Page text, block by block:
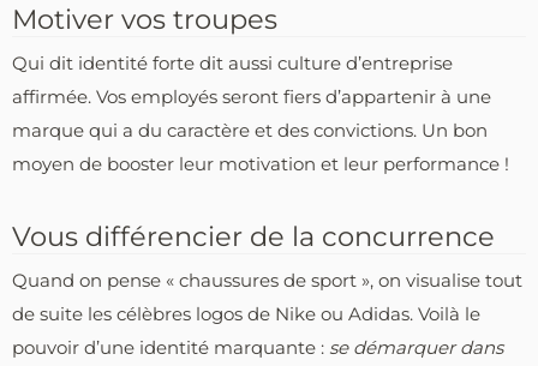
Motiver vos troupes
Qui dit identité forte dit aussi culture d’entreprise
affirmée. Vos employés seront fiers d’appartenir à une
marque qui a du caractère et des convictions. Un bon
moyen de booster leur motivation et leur performance !
Vous différencier de la concurrence
Quand on pense « chaussures de sport », on visualise tout
de suite les célèbres logos de Nike ou Adidas. Voilà le
pouvoir d’une identité marquante : se démarquer dans